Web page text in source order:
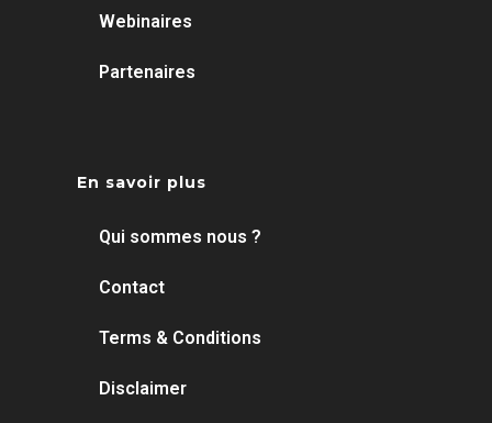
Webinaires
Partenaires
En savoir plus
Qui sommes nous ?
Contact
Terms & Conditions
Disclaimer